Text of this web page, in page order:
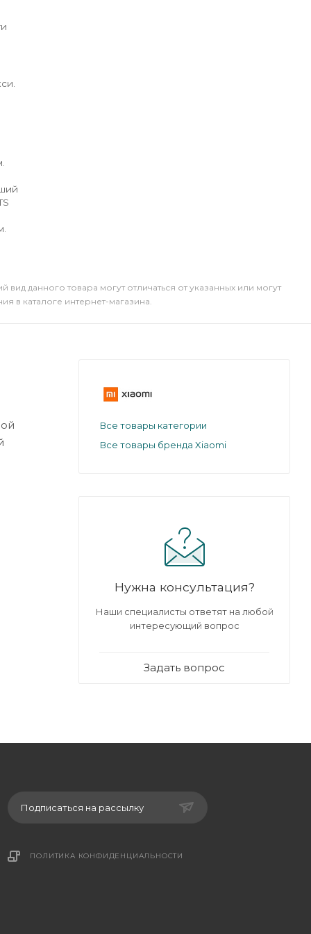
вид данного товара могут отличаться от указанных или могут
в каталоге интернет-магазина.
Все товары категории
Все товары бренда Xiaomi
Нужна консультация?
Наши специалисты ответят на любой
интересующий вопрос
Задать вопрос
Подписаться на рассылку
ПОЛИТИКА КОНФИДЕНЦИАЛЬНОСТИ